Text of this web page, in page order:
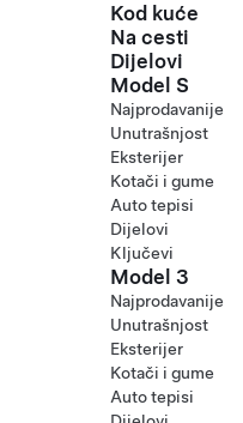
Prijeđite na glavni sadržaj
Kod kuće
Na cesti
Dijelovi
Model S
Najprodavanije
Unutrašnjost
Eksterijer
Kotači i gume
Auto tepisi
Dijelovi
Ključevi
Model 3
Najprodavanije
Unutrašnjost
Eksterijer
Kotači i gume
Auto tepisi